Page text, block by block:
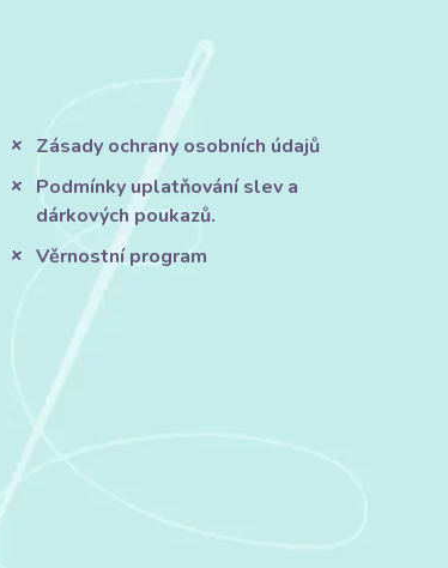
Zásady ochrany osobních údajů
Podmínky uplatňování slev a
dárkových poukazů.
Věrnostní program